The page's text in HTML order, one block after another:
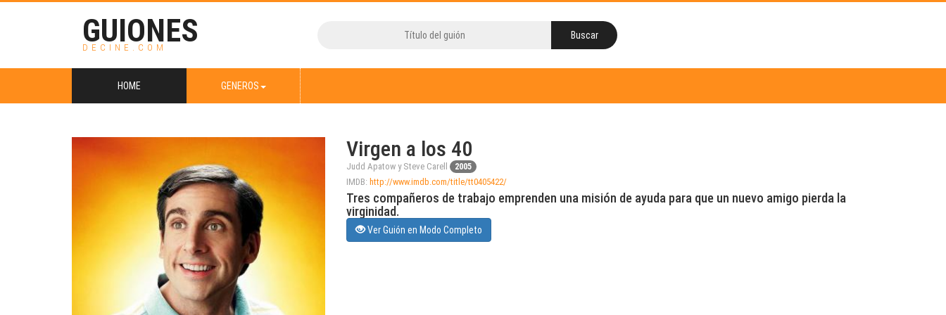
GUIONES
DECINE.COM
HOME GENEROS
Virgen a los 40
Judd Apatow y Steve Carell 2005
IMDB: http://www.imdb.com/title/tt0405422/
Tres compañeros de trabajo emprenden una misión de ayuda para que un nuevo amigo pierda la
virginidad.
Ver Guión en Modo Completo